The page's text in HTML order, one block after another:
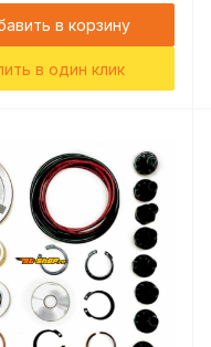
в корзину
в один клик